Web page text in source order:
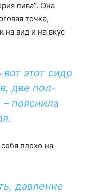
пива”. Она
точка,
на вид и на вкус
этот сидр
две пол-
пояснила
плохо на
давление